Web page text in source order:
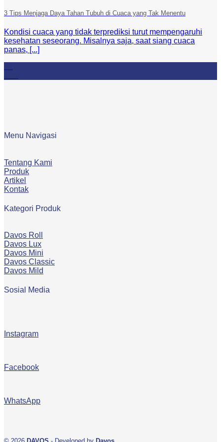
3 Tips Menjaga Daya Tahan Tubuh di Cuaca yang Tak Menentu
Kondisi cuaca yang tidak terprediksi turut mempengaruhi
kesehatan seseorang. Misalnya saja, saat siang cuaca
panas, [...]
Menu Navigasi
Tentang Kami
Produk
Artikel
Kontak
Kategori Produk
Davos Roll
Davos Lux
Davos Mini
Davos Classic
Davos Mild
Sosial Media
Instagram
Facebook
WhatsApp